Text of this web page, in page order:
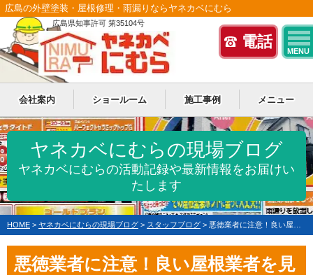
電話
MENU
広島の外壁塗装・屋根修理・雨漏りならヤネカベにむら
広島県知事許可 第35104号
会社案内 ショールーム 施工事例 メニュー
ヤネカベにむらの現場ブログ
ヤネカベにむらの活動記録や最新情報をお届けい
たします
HOME > ヤネカベにむらの現場ブログ > スタッフブログ > 悪徳業者に注意！良い屋根業者を見抜く7つのポイントとは？
悪徳業者に注意！良い屋根業者を見